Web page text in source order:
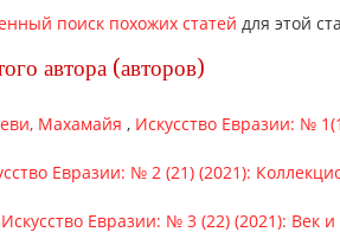
поиск похожих статей для этой
автора (авторов)
Махамайя , Искусство Евразии: №
Евразии: № 2 (21) (2021):
Искусство Евразии: № 3 (22) (2021): Век